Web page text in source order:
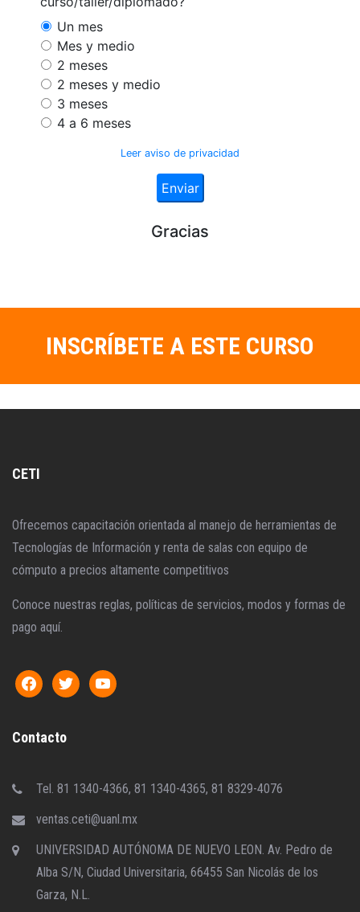
INSCRÍBETE A ESTE CURSO
CETI
Ofrecemos capacitación orientada al manejo de herramientas de
Tecnologías de Información y renta de salas con equipo de
cómputo a precios altamente competitivos
Conoce nuestras reglas, políticas de servicios, modos y formas de
pago aquí.
Contacto
Tel. 81 1340-4366, 81 1340-4365, 81 8329-4076
ventas.ceti@uanl.mx
UNIVERSIDAD AUTÓNOMA DE NUEVO LEON. Av. Pedro de
Alba S/N, Ciudad Universitaria, 66455 San Nicolás de los
Garza, N.L.